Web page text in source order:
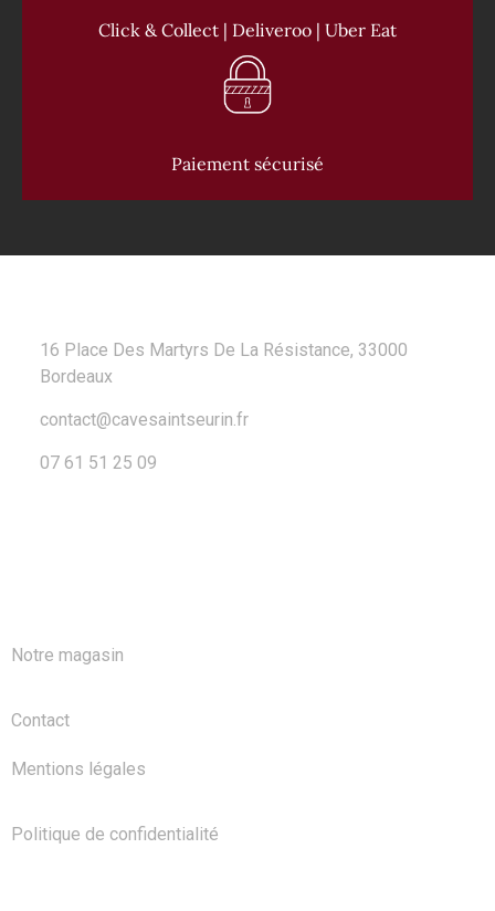
Click & Collect | Deliveroo | Uber Eat
Paiement sécurisé
16 Place Des Martyrs De La Résistance, 33000
Bordeaux
contact@cavesaintseurin.fr
07 61 51 25 09
Notre magasin
Contact
Mentions légales
Politique de confidentialité